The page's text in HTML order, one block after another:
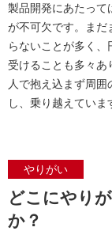
製品開発にあたって
が不可欠です。まだ
らないことが多く
受けることも多々あ
人で抱え込まず周
し、乗り越えていま
やりがい
どこにやり
か？